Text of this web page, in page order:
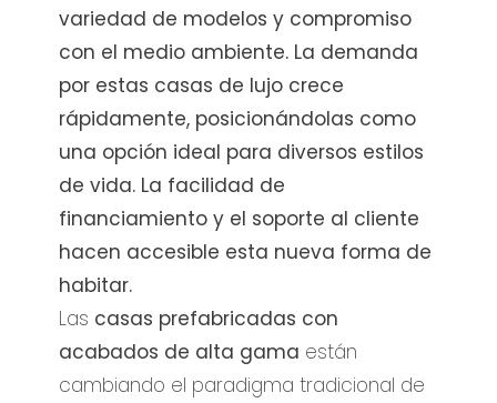
variedad de modelos y compromiso
con el medio ambiente. La demanda
por estas casas de lujo crece
rápidamente, posicionándolas como
una opción ideal para diversos estilos
de vida. La facilidad de
financiamiento y el soporte al cliente
hacen accesible esta nueva forma de
habitar.
Las casas prefabricadas con
acabados de alta gama están
cambiando el paradigma tradicional de